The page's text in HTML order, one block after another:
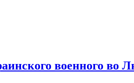
военного во